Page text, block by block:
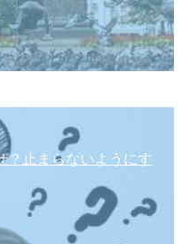
？止まらないようにす